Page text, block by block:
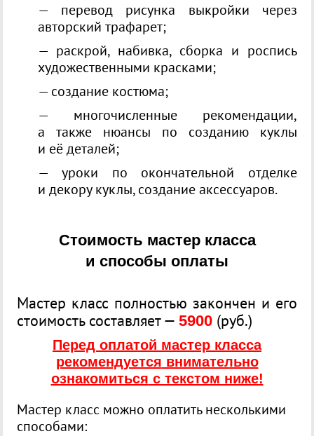
— перевод рисунка выкройки через
авторский трафaрет;
— раскрой, набивка, сборка и роспись
художественными красками;
— создание костюма;
— многочисленные рекомендации,
а также нюансы по созданию куклы
и её деталей;
— уроки по окончательной отделке
и декору куклы, создание аксессуаров.
Стоимость мастер класса
и способы оплаты
Мастер класс полностью закончен и его
стоимость составляет — 5900 (руб.)
Перед оплатой мастер класса
рекомендуется внимательно
ознакомиться с текстом ниже!
Мастер класс можно оплатить несколькими
способами: